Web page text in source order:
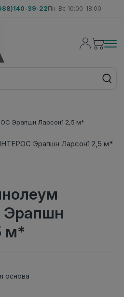
39-22Пн-Вс 10:00-18:00
Эрапшн Ларсон1 2,5 м*
м*
основа